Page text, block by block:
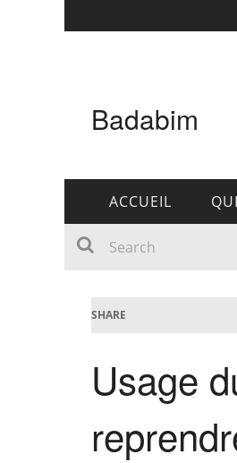
Badabim
ACCUEIL
SHARE
Usage